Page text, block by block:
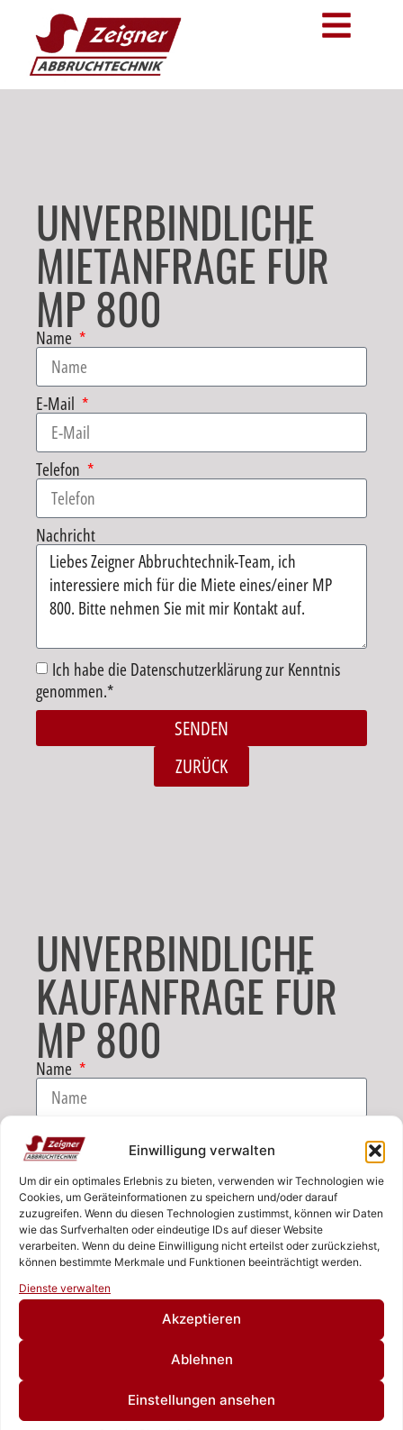
Einwilligung verwalten
Um dir ein optimales Erlebnis zu bieten, verwenden wir Technologien wie
Cookies, um Geräteinformationen zu speichern und/oder darauf
zuzugreifen. Wenn du diesen Technologien zustimmst, können wir Daten
wie das Surfverhalten oder eindeutige IDs auf dieser Website
verarbeiten. Wenn du deine Einwilligung nicht erteilst oder zurückziehst,
können bestimmte Merkmale und Funktionen beeinträchtigt werden.
Dienste verwalten
Akzeptieren
Ablehnen
Einstellungen ansehen
UNVERBINDLICHE
MIETANFRAGE FÜR
MP 800
Name
E-Mail
Telefon
Nachricht
Ich habe die Datenschutzerklärung zur Kenntnis
genommen.*
SENDEN
ZURÜCK
UNVERBINDLICHE
KAUFANFRAGE FÜR
MP 800
Name
E-Mail
Telefon
Nachricht
Ich habe die Datenschutzerklärung zur Kenntnis
genommen.*
Rufen Sie uns an!